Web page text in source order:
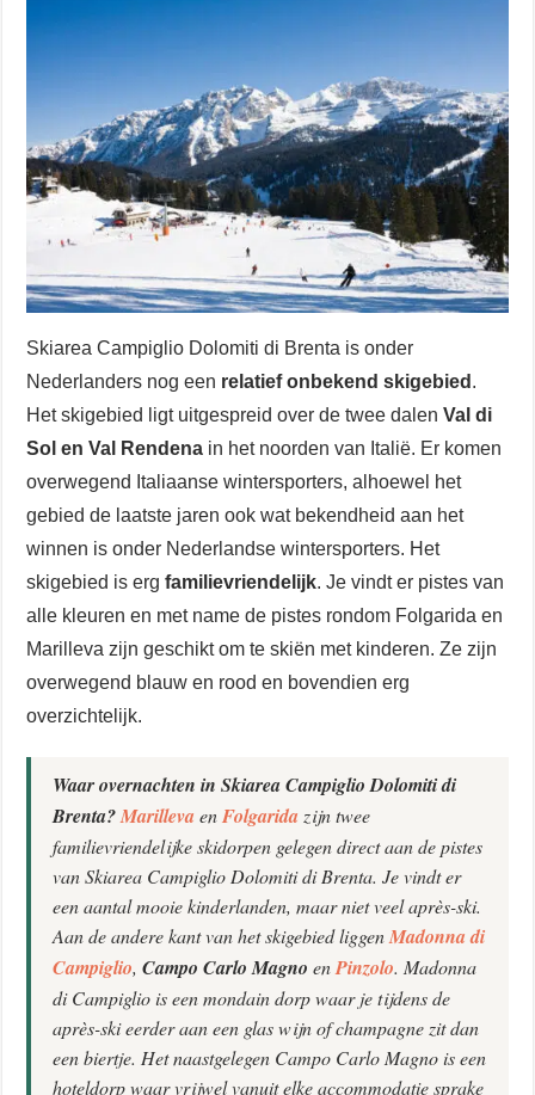
Skiarea Campiglio Dolomiti di Brenta is onder
Nederlanders nog een relatief onbekend skigebied .
Het skigebied ligt uitgespreid over de twee dalenVal di
Sol en Val Rendena in het noorden van Italië. Er komen
overwegend Italiaanse wintersporters, alhoewel het
gebied de laatste jaren ook wat bekendheid aan het
winnen is onder Nederlandse wintersporters. Het
skigebied is ergfamilievriendelijk. Je vindt er pistes van
alle kleuren en met name de pistes rondom Folgarida en
Marilleva zijn geschikt om te skiën met kinderen. Ze zijn
overwegend blauw en rood en bovendien erg
overzichtelijk.
Waar overnachten in Skiarea Campiglio Dolomiti di
Brenta?Marilleva en Folgarida zijn twee
familievriendelijke skidorpen gelegen direct aan de pistes
van Skiarea Campiglio Dolomiti di Brenta. Je vindt er
een aantal mooie kinderlanden, maar niet veel après-ski.
Aan de andere kant van het skigebied liggenMadonna di
Campiglio, Campo Carlo Magno enPinzolo. Madonna
di Campiglio is een mondain dorp waar je tijdens de
après-ski eerder aan een glas wijn of champagne zit dan
een biertje. Het naastgelegen Campo Carlo Magno is een
hoteldorp waar vrijwel vanuit elke accommodatie sprake